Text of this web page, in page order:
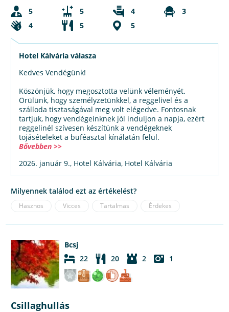
5
5 4
3
4
5 5
Hotel Kálvária válasza
Kedves Vendégünk!
Köszönjük, hogy megosztotta velünk véleményét.
Örülünk, hogy személyzetünkkel, a reggelivel és a
szálloda tisztaságával meg volt elégedve. Fontosnak
tartjuk, hogy vendégeinknek jól induljon a napja, ezért
reggelinél szívesen készítünk a vendégeknek
tojásételeket a büféasztal kínálatán felül.
Bővebben >>
2026. január 9., Hotel Kálvária, Hotel Kálvária
Milyennek találod ezt az értékelést?
Hasznos Vicces Tartalmas Érdekes
Bcsj
22
20 2 1
Csillaghullás